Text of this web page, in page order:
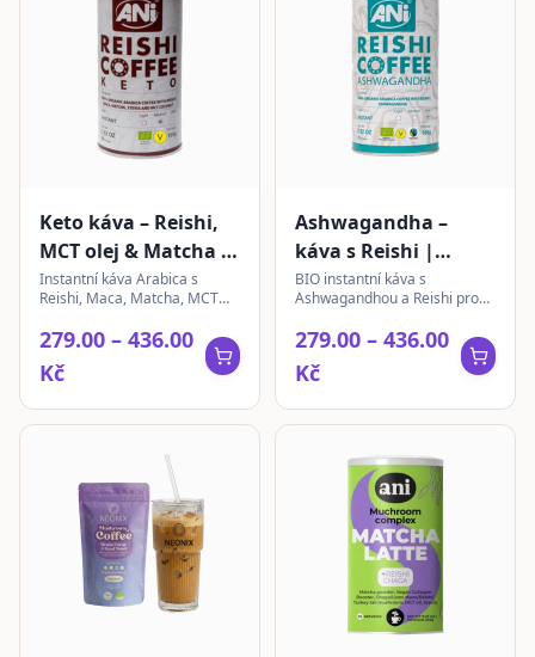
Keto káva – Reishi,
MCT olej & Matcha |
instantní
Instantní káva Arabica s
Reishi, Maca, Matcha, MCT
vyvážený životní styl.
279.00 – 436.00
Kč
Ashwagandha –
káva s Reishi |
instantní
BIO instantní káva s
Ashwagandhou a Reishi pro
Kvalitní Arabica s přírodními
279.00 – 436.00
Kč